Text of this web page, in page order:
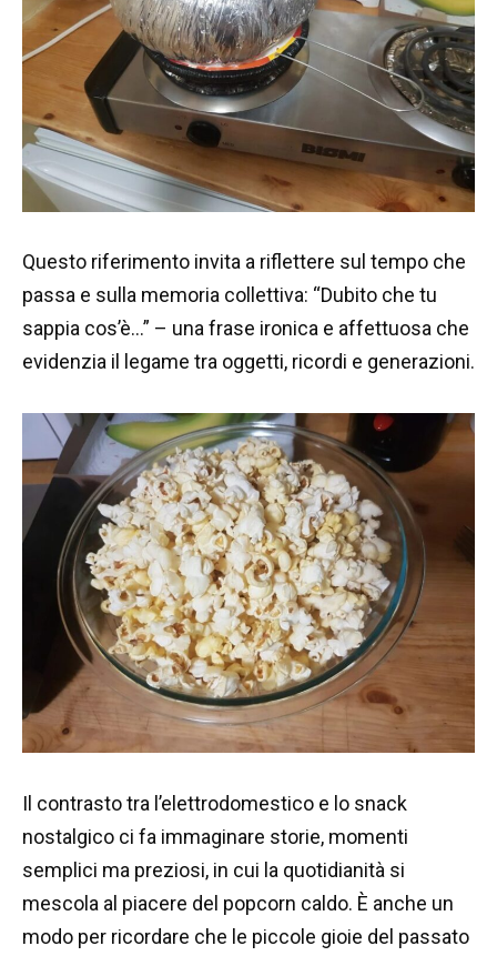
Questo riferimento invita a riflettere sul tempo che
passa e sulla memoria collettiva: “Dubito che tu
sappia cos’è…” – una frase ironica e affettuosa che
evidenzia il legame tra oggetti, ricordi e generazioni.
Il contrasto tra l’elettrodomestico e lo snack
nostalgico ci fa immaginare storie, momenti
semplici ma preziosi, in cui la quotidianità si
mescola al piacere del popcorn caldo. È anche un
modo per ricordare che le piccole gioie del passato